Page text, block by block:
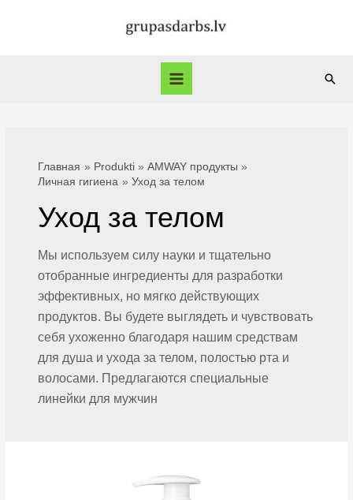
Main
Главная Produkti
AMWAY продукты
Личная гигиена
Уход за телом
Уход за телом
Мы используем силу науки и тщательно
отобранные ингредиенты для разработки
эффективных, но мягко действующих
продуктов. Вы будете выглядеть и чувствовать
себя ухоженно благодаря нашим средствам
для душа и ухода за телом, полостью рта и
волосами. Предлагаются специальные
линейки для мужчин